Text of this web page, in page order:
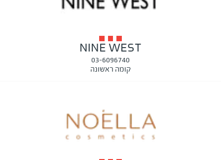
NINE WEST
03-6096740
קומה ראשונה